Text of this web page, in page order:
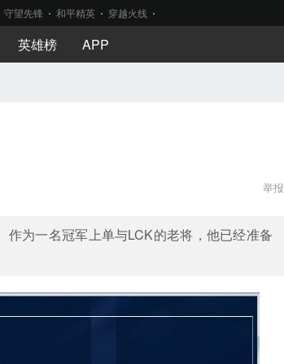
守望先锋 和平精英 穿越火线
英雄榜 APP
举报
为一名冠军上单与LCK的老将，他已经准备